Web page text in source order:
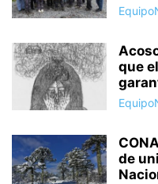
que
de